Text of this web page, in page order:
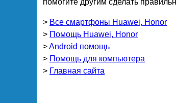
помогите другим сделать
> Все смартфоны Huawei, Honor
> Помощь Huawei, Honor
>Android помощь
> Помощь для компьютера
> Главная сайта